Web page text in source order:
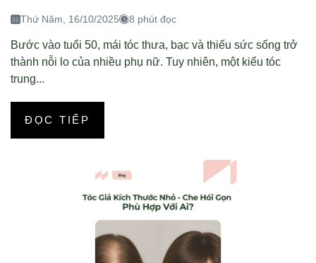
Thứ Năm, 16/10/2025 8 phút đọc
Bước vào tuổi 50, mái tóc thưa, bạc và thiếu sức sống trở
thành nỗi lo của nhiều phụ nữ. Tuy nhiên, một kiểu tóc
trung...
ĐỌC TIẾP